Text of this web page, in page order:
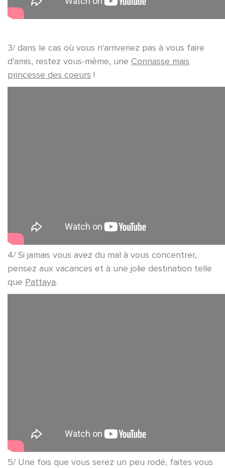
3/ dans le cas où vous n'arriveriez pas à vous faire
d'amis, restez vous-même, une Connasse mais
princesse des coeurs !
4/ Si jamais vous avez du mal à vous concentrer,
pensez aux vacances et à une jolie destination telle
que Pattaya.
5/ Une fois que vous serez un peu rodé, faites vous